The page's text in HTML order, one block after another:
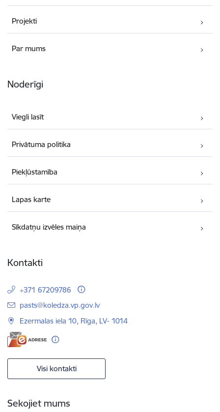
Projekti
Par mums
Noderīgi
Viegli lasīt
Privātuma politika
Piekļūstamība
Lapas karte
Sīkdatņu izvēles maiņa
Kontakti
+371 67209786
E-pasts:
pasts@koledza.vp.gov.lv
Ezermalas iela 10, Rīga, LV- 1014
Visi kontakti
Sekojiet mums